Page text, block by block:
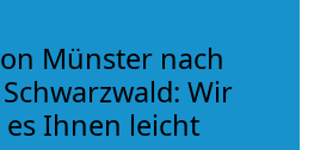
Münster nach
Wir
Ihnen leicht